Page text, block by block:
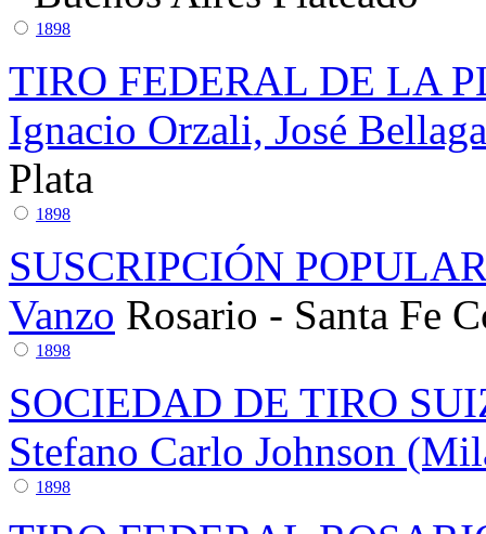
1898
TIRO FEDERAL DE LA
Ignacio Orzali, José
Plata
1898
SUSCRIPCIÓN
Vanzo Rosario - Santa Fe
1898
SOCIEDAD DE TIRO
Stefano Carlo Johnson
1898